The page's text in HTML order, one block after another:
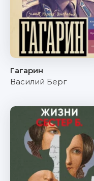
Гагарин
Василий Берг